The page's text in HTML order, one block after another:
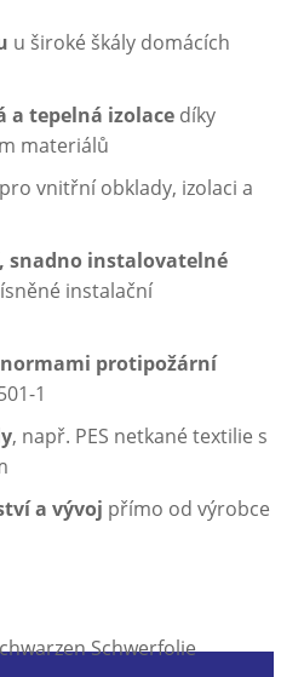
u široké škály domácích
a tepelná izolace díky
materiálů
vnitřní obklady, izolaci a
snadno instalovatelné
instalační
protipožární
1
, např. PES netkané textilie s
a vývoj přímo od výrobce